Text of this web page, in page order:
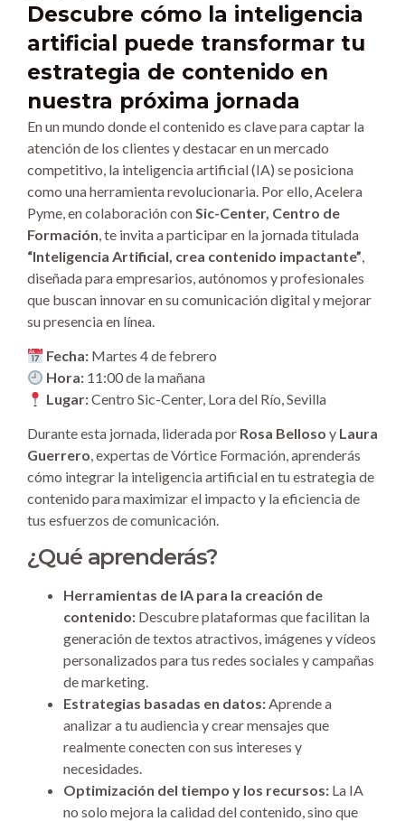
Descubre cómo la inteligencia
artificial puede transformar tu
estrategia de contenido en
nuestra próxima jornada
En un mundo donde el contenido es clave para captar la
atención de los clientes y destacar en un mercado
competitivo, la inteligencia artificial (IA) se posiciona
como una herramienta revolucionaria. Por ello, Acelera
Pyme, en colaboración con Sic-Center, Centro de
Formación , te invita a participar en la jornada titulada
“Inteligencia Artificial, crea contenido impactante”
diseñada para empresarios, autónomos y profesionales
que buscan innovar en su comunicación digital y mejorar
su presencia en línea.
Fecha: Martes 4 de febrero
Hora: 11:00 de la mañana
Lugar:Centro Sic-Center, Lora del Río, Sevilla
Durante esta jornada, liderada por Rosa Belloso y Laura
Guerrero, expertas de Vórtice Formación, aprenderás
cómo integrar la inteligencia artificial en tu estrategia de
contenido para maximizar el impacto y la eficiencia de
tus esfuerzos de comunicación.
¿Qué aprenderás?
Herramientas de IA para la creación de
contenido: Descubre plataformas que facilitan la
generación de textos atractivos, imágenes y vídeos
personalizados para tus redes sociales y campañas
de marketing.
Estrategias basadas en datos:Aprende a
analizar a tu audiencia y crear mensajes que
realmente conecten con sus intereses y
necesidades.
Optimización del tiempo y los recursos: La IA
no solo mejora la calidad del contenido, sino que